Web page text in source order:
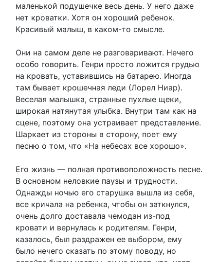
маленькой подушечке весь день. У него даже
нет кроватки. Хотя он хороший ребенок.
Красивый малыш, в каком-то смысле.
Они на самом деле не разговаривают. Нечего
особо говорить. Генри просто ложится грудью
на кровать, уставившись на батарею. Иногда
там бывает крошечная леди (Лорел Ниар).
Веселая малышка, странные пухлые щеки,
широкая натянутая улыбка. Внутри там как на
сцене, поэтому она устраивает представление.
Шаркает из стороны в сторону, поет ему
песню о том, что «На небесах все хорошо».
Его жизнь — полная противоположность песне.
В основном неловкие паузы и трудности.
Однажды ночью его старушка вышла из себя,
все кричала на ребенка, чтобы он заткнулся,
очень долго доставала чемодан из-под
кровати и вернулась к родителям. Генри,
казалось, был раздражен ее выбором, ему
было нечего сказать по этому поводу, но